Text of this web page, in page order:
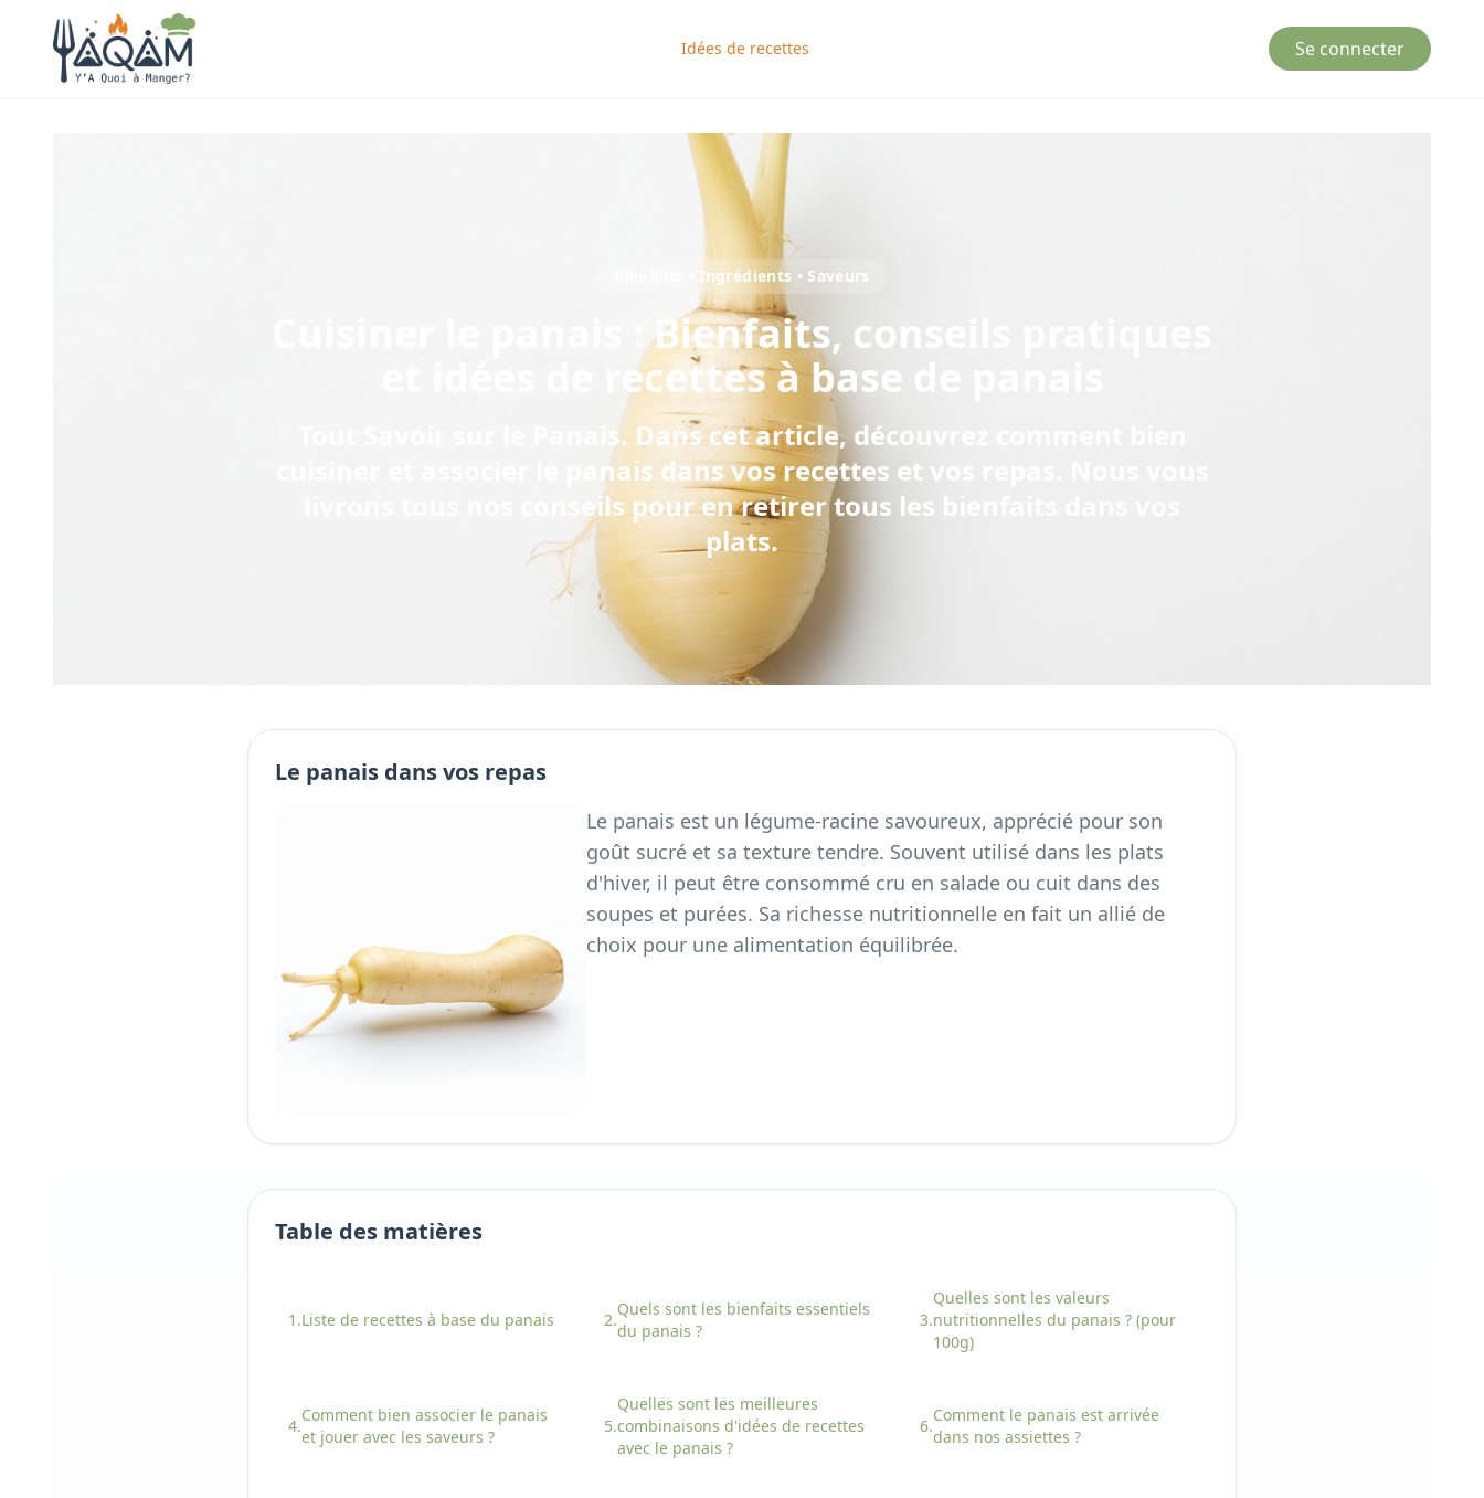
Idées de recettes Se connecter
Bienfaits • Ingrédients • Saveurs
: Bienfaits, conseils pratiques
et idées de recettes à base de
Tout Savoir sur le Panais. Dans cet article, découvrez comment bien
panais dans vos recettes et vos repas. Nous vous
livrons tous nos conseils pour en retirer tous les bienfaits dans vos
plats.
Le panais dans vos repas
Le panais est un légume-racine savoureux, apprécié pour son
goût sucré et sa texture tendre. Souvent utilisé dans les plats
d'hiver, il peut être consommé cru en salade ou cuit dans des
soupes et purées. Sa richesse nutritionnelle en fait un allié de
choix pour une alimentation équilibrée.
Table des matières
1.Liste de recettes à base du panais 2.
Quels sont les bienfaits essentiels
du panais ?
3.
Quelles sont les valeurs
nutritionnelles du panais ? (pour
100g)
4.
Comment bien associer le panais
et jouer avec les saveurs ?
5.
Quelles sont les meilleures
combinaisons d'idées de recettes
avec le panais ?
6.
Comment le panais est arrivée
dans nos assiettes ?